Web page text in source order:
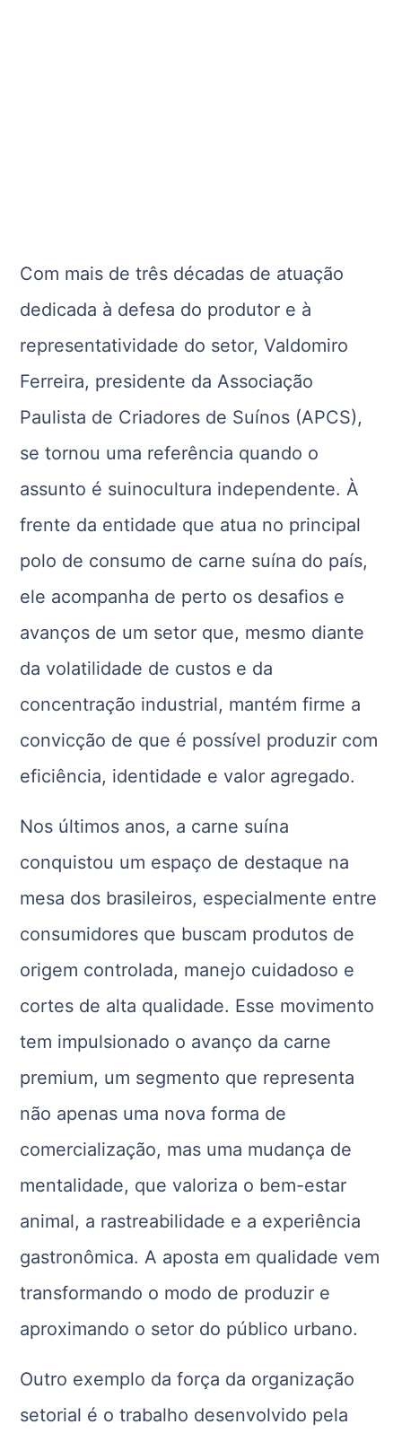
Com mais de três décadas de atuação
dedicada à defesa do produtor e à
representatividade do setor, Valdomiro
Ferreira, presidente da Associação
Paulista de Criadores de Suínos (APCS),
se tornou uma referência quando o
assunto é suinocultura independente. À
frente da entidade que atua no principal
polo de consumo de carne suína do país,
ele acompanha de perto os desafios e
avanços de um setor que, mesmo diante
da volatilidade de custos e da
concentração industrial, mantém firme a
convicção de que é possível produzir com
eficiência, identidade e valor agregado.
Nos últimos anos, a carne suína
conquistou um espaço de destaque na
mesa dos brasileiros, especialmente entre
consumidores que buscam produtos de
origem controlada, manejo cuidadoso e
cortes de alta qualidade. Esse movimento
tem impulsionado o avanço da carne
premium, um segmento que representa
não apenas uma nova forma de
comercialização, mas uma mudança de
mentalidade, que valoriza o bem-estar
animal, a rastreabilidade e a experiência
gastronômica. A aposta em qualidade vem
transformando o modo de produzir e
aproximando o setor do público urbano.
Outro exemplo da força da organização
setorial é o trabalho desenvolvido pela